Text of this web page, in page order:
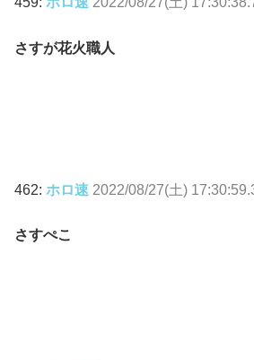
さすが花火職人
462: ホロ速 2022/08/27(土)
さすぺこ